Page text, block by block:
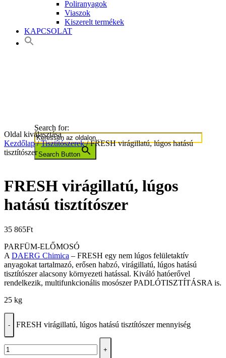
Poliranyagok
Viaszok
Kiszerelt termékek
KAPCSOLAT
Search for:
Search Button
Oldal kiválasztása
Kezdőlap/Tisztítószerek/ FRESH virágillatú, lúgos hatású
tisztítószer
FRESH virágillatú, lúgos
hatású tisztítószer
35 865Ft
PARFÜM-ELŐMOSÓ
A DAERG Chimica – FRESH egy nem lúgos felületaktív
anyagokat tartalmazó, erősen habzó, virágillatú, lúgos hatású
tisztítószer alacsony környezeti hatással. Kiváló hatóerővel
rendelkezik, multifunkcionális mosószer PADLÓTISZTÍTÁSRA is.
25 kg
- FRESH virágillatú, lúgos hatású tisztítószer mennyiség
+